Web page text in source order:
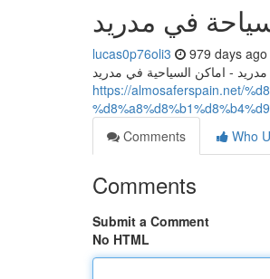
في مدريد
lucas0p76oli3 979 days ago
- اماكن السياحية في مدريد
https://almosaferspain.net/
Comments
Who
Comments
Submit a Comment
No HTML